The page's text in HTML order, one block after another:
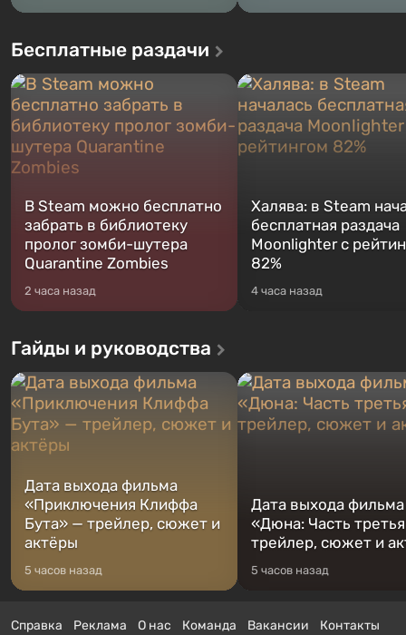
Бесплатные раздачи
В Steam можно бесплатно
забрать в библиотеку
пролог зомби-шутера
Quarantine Zombies
2 часа назад
Халява: в Steam
бесплатная раздача
Moonlighter с
82%
4 часа назад
Гайды и руководства
Дата выхода фильма
«Приключения Клиффа
Бута» — трейлер, сюжет и
актёры
5 часов назад
Дата выхода фильма
«Дюна: Часть
трейлер, сюжет и
5 часов назад
Справка Реклама О нас Команда Вакансии Контакты